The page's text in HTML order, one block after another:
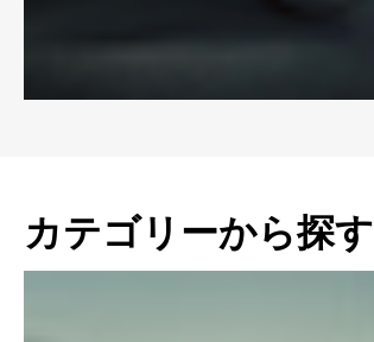
カテゴリーから探す